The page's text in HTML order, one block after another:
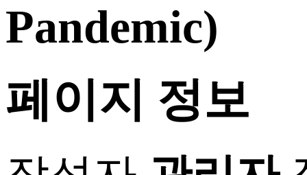
Pandemic)
페이지 정보